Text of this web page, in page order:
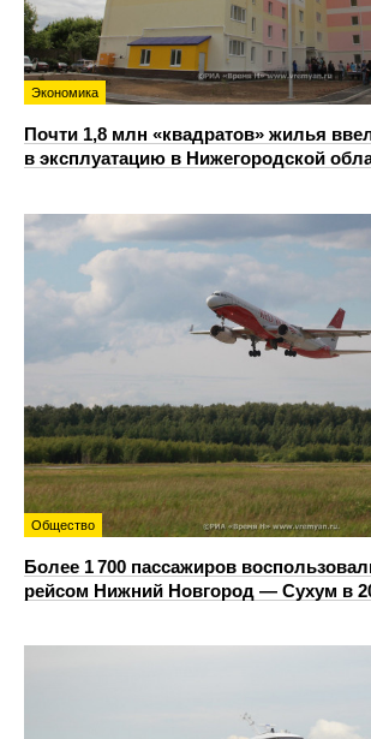
Экономика
Почти 1,8 млн «квадратов» жилья
в эксплуатацию в Нижегородской
Общество
Более 1 700 пассажиров
рейсом Нижний Новгород — Сухум в